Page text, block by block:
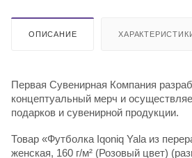
ОПИСАНИЕ
Первая Сувенирная Компания
концептуальный мерч и
подарков и сувенирной продукции.
Товар «Футболка Iqoniq Yala из
женская, 160 г/м² (Розовый цвет)